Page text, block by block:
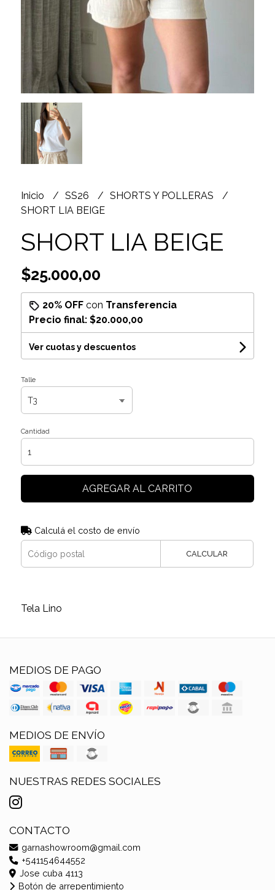
Inicio SS26
SHORTS Y POLLERAS
SHORT LIA BEIGE
SHORT LIA BEIGE
$25.000,00
20% OFFcon Transferencia
Precio final: $20.000,00
Ver cuotas y descuentos
Talle
Cantidad
AGREGAR AL CARRITO
Calculá el costo de envío
CALCULAR
Tela Lino
MEDIOS DE PAGO
MEDIOS DE ENVÍO
NUESTRAS REDES SOCIALES
CONTACTO
garnashowroom@gmail.com
+541154644552
Jose cuba 4113
Botón de arrepentimiento